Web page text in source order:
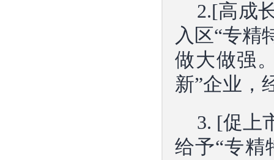
2.[高成
入区“专精
做大做强
新”企业，
3. [促上
给予“专精